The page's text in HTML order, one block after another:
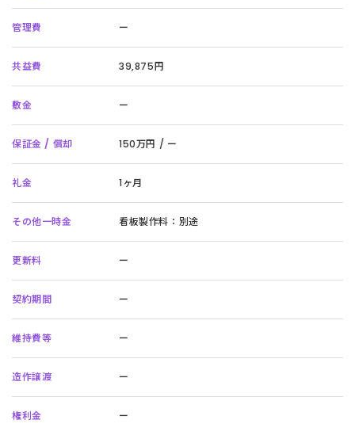
管理費 ー
共益費 39,875円
敷金 ー
保証金 / 償却 150万円 / ー
礼金 1ヶ月
その他一時金 看板製作料：別途
更新料 ー
契約期間 ー
維持費等 ー
造作譲渡 ー
権利金 ー